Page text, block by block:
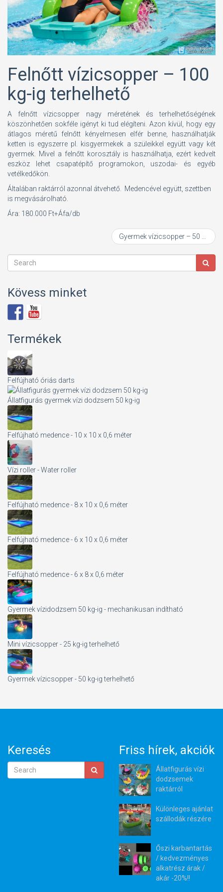
Felnőtt vízicsopper – 100
kg-ig terhelhető
A felnőtt vízicsopper nagy méretének és terhelhetőségének
köszönhetően sokféle igényt ki tud elégíteni. Azon kívül, hogy egy
átlagos méretű felnőtt kényelmesen elfér benne, használhatják
ketten is egyszerre pl. kisgyermekek a szüleikkel együtt vagy két
gyermek. Mivel a felnőtt korosztály is használhatja, ezért kedvelt
eszköz lehet csapatépítő programokon, uszodai- és egyéb
vetélkedőkön.
Általában raktárról azonnal átvehető. Medencével együtt, szettben
is megvásárolható.
Ára: 180.000 Ft+Áfa/db
Kövess minket
Termékek
Felfújható óriás darts
Állatfigurás gyermek vízi dodzsem 50 kg-ig
Felfújható medence - 10 x 10 x 0,6 méter
Vízi roller - Water roller
Felfújható medence - 8 x 10 x 0,6 méter
Felfújható medence - 6 x 10 x 0,6 méter
Felfújható medence - 6 x 8 x 0,6 méter
Gyermek vízidodzsem 50 kg-ig - mechanikusan indítható
Mini vízicsopper - 25 kg-ig terhelhető
Gyermek vízicsopper - 50 kg-ig terhelhető
Keresés Friss hírek, akciók
Állatfigurás vízi
dodzsemek
raktárról
Különleges ajánlat
szállodák részére
Őszi karbantartás
/ kedvezményes
alkatrész árak /
akár -20%!!